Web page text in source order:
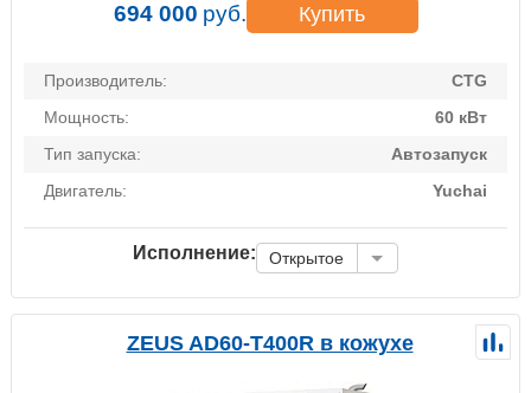
694 000 руб. Купить
Производитель:
CTG
Мощность:
60 кВт
Тип запуска:
Автозапуск
Двигатель:
Yuchai
Исполнение: Открытое
ZEUS AD60-T400R в кожухе